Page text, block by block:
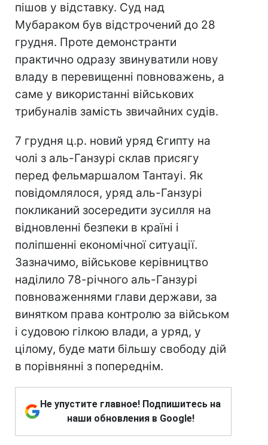
пішов у відставку. Суд над
Мубараком був відстрочений до 28
грудня. Проте демонстранти
практично одразу звинуватили нову
владу в перевищенні повноважень, а
саме у використанні військових
трибуналів замість звичайних судів.
7 грудня ц.р. новий уряд Єгипту на
чолі з аль-Ганзурі склав присягу
перед фельмаршалом Тантауі. Як
повідомлялося, уряд аль-Ганзурі
покликаний зосередити зусилля на
відновленні безпеки в країні і
поліпшенні економічної ситуації.
Зазначимо, військове керівництво
наділило 78-річного аль-Ганзурі
повноваженнями глави держави, за
винятком права контролю за військом
і судовою гілкою влади, а уряд, у
цілому, буде мати більшу свободу дій
в порівнянні з попереднім.
Не упустите главное! Подпишитесь на
наши обновления в Google!